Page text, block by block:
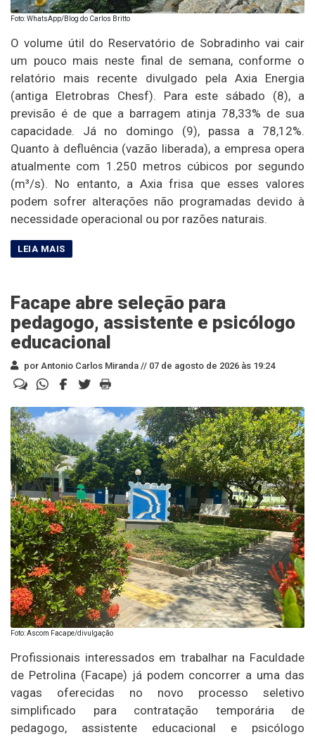
Foto: WhatsApp/Blog do Carlos Britto
O volume útil do Reservatório de Sobradinho vai cair
um pouco mais neste final de semana, conforme o
relatório mais recente divulgado pela Axia Energia
(antiga Eletrobras Chesf). Para este sábado (8), a
previsão é de que a barragem atinja 78,33% de sua
capacidade. Já no domingo (9), passa a 78,12%.
Quanto à defluência (vazão liberada), a empresa opera
atualmente com 1.250 metros cúbicos por segundo
(m³/s). No entanto, a Axia frisa que esses valores
podem sofrer alterações não programadas devido à
necessidade operacional ou por razões naturais.
Facape abre seleção para
pedagogo, assistente e psicólogo
educacional
por Antonio Carlos Miranda // 07 de agosto de 2026 às 19:24
Foto: Ascom Facape/divulgação
Profissionais interessados em trabalhar na Faculdade
de Petrolina (Facape) já podem concorrer a uma das
vagas oferecidas no novo processo seletivo
simplificado para contratação temporária de
pedagogo, assistente educacional e psicólogo